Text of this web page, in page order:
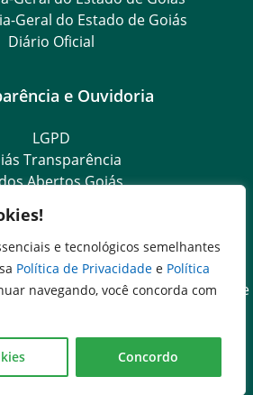
e tecnológicos semelhantes
Política de Privacidade e Política
navegando, você concorda com
Concordo
Geral do Estado de Goiás
Diário Oficial
e Ouvidoria
LGPD
Transparência
Abertos Goiás
Geral
de Informação ao Cidadão
de Informação ao Cidadão
das Organizações Sociais de Saúde
Setorial (Expresso)
Setorial (Presencial)